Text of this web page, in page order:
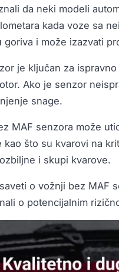
da neki modeli
kada voze sa
goriva i može izazvati
je ključan za
Ako je senzor
snage.
MAF senzora može
kao što su kvarovi na
i skupi kvarove.
o vožnji bez MAF
o potencijalnim